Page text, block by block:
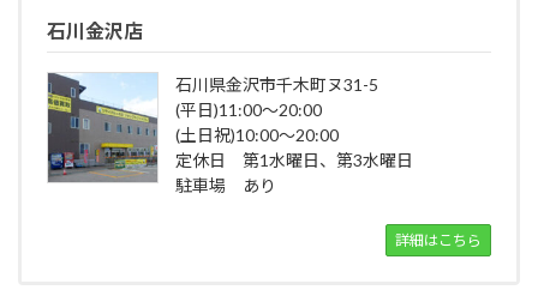
石川金沢店
石川県金沢市千木町ヌ31-5
(平日)11:00～20:00
(土日祝)10:00～20:00
定休日 第1水曜日、第3水曜日
駐車場 あり
詳細はこちら